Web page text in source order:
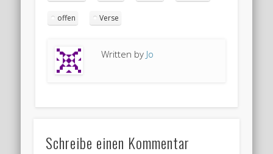
offen Verse
Written by Jo
Schreibe einen Kommentar